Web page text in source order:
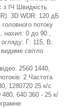
ІЧ Швидкість
3D WDR: 120 дБ
потоку
нахил: 0 до 90 ,
Г: 115, В:
світло
2560 1440,
2 Частота
1280720 25 к/с
480, 640 360 - 25 к/